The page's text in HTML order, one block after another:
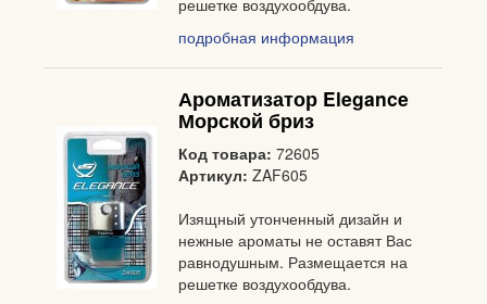
решетке воздухообдува.
подробная информация
Ароматизатор Elegance
Морской бриз
Код товара: 72605
Артикул: ZAF605
Изящный утонченный дизайн и
нежные ароматы не оставят Вас
равнодушным. Размещается на
решетке воздухообдува.